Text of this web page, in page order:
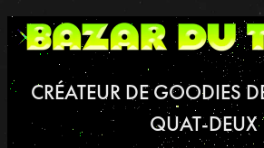
Aller
au
CRÉATEUR DE GOODIES
QUAT-DEUX